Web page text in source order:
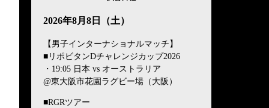
2026年8月8日（土）
【男子インターナショナルマッチ】
■リポビタンDチャレンジカップ2026
・19:05 日本 vs オーストラリア
@東大阪市花園ラグビー場（大阪）
■RGRツアー